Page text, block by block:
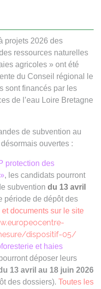
projets 2026 des
ressources naturelles
agricoles » ont été
du Conseil régional le
sont financés par les
de l’eau Loire Bretagne
de subvention au
ouvertes :
protection des
», les candidats pourront
subvention du 13 avril
période de dépôt des
documents sur le site
dispositif-05/
et haies
déposer leurs
13 avril au 18 juin 2026
des dossiers)​. Toutes les